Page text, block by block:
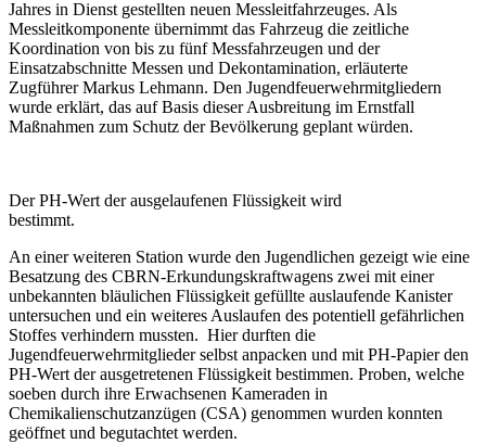
Jahres in Dienst gestellten neuen Messleitfahrzeuges. Als
Messleitkomponente übernimmt das Fahrzeug die zeitliche
Koordination von bis zu fünf Messfahrzeugen und der
Einsatzabschnitte Messen und Dekontamination, erläuterte
Zugführer Markus Lehmann. Den Jugendfeuerwehrmitgliedern
wurde erklärt, das auf Basis dieser Ausbreitung im Ernstfall
Maßnahmen zum Schutz der Bevölkerung geplant würden.
Der PH-Wert der ausgelaufenen Flüssigkeit wird
bestimmt.
An einer weiteren Station wurde den Jugendlichen gezeigt wie eine
Besatzung des CBRN-Erkundungskraftwagens zwei mit einer
unbekannten bläulichen Flüssigkeit gefüllte auslaufende Kanister
untersuchen und ein weiteres Auslaufen des potentiell gefährlichen
Stoffes verhindern mussten. Hier durften die
Jugendfeuerwehrmitglieder selbst anpacken und mit PH-Papier den
PH-Wert der ausgetretenen Flüssigkeit bestimmen. Proben, welche
soeben durch ihre Erwachsenen Kameraden in
Chemikalienschutzanzügen (CSA) genommen wurden konnten
geöffnet und begutachtet werden.